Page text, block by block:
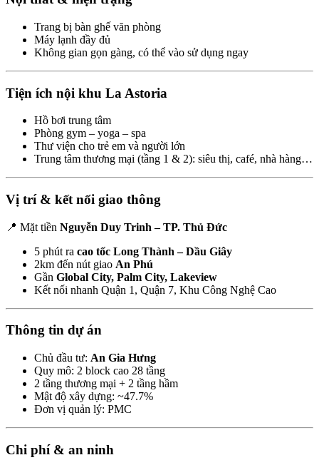
Trang bị bàn ghế văn phòng
Máy lạnh đầy đủ
Không gian gọn gàng, có thể vào sử dụng ngay
Tiện ích nội khu La Astoria
Hồ bơi trung tâm
Phòng gym – yoga – spa
Thư viện cho trẻ em và người lớn
Trung tâm thương mại (tầng 1 & 2): siêu thị, café, nhà hàng…
Vị trí & kết nối giao thông
📍 Mặt tiền Nguyễn Duy Trinh – TP. Thủ Đức
5 phút ra cao tốc Long Thành – Dầu Giây
2km đến nút giao An Phú
Gần Global City, Palm City, Lakeview
Kết nối nhanh Quận 1, Quận 7, Khu Công Nghệ Cao
Thông tin dự án
Chủ đầu tư: An Gia Hưng
Quy mô: 2 block cao 28 tầng
2 tầng thương mại + 2 tầng hầm
Mật độ xây dựng: ~47.7%
Đơn vị quản lý: PMC
Chi phí & an ninh